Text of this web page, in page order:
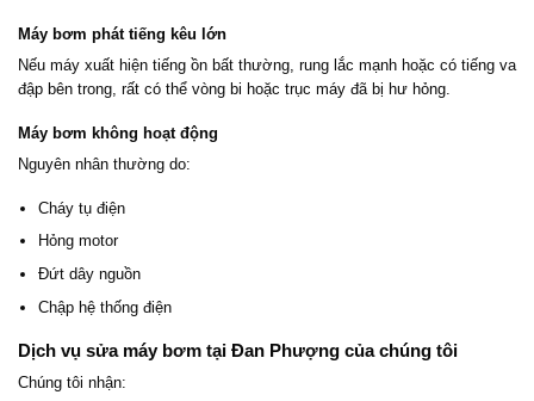
Máy bơm phát tiếng kêu lớn
Nếu máy xuất hiện tiếng ồn bất thường, rung lắc mạnh hoặc có tiếng va
đập bên trong, rất có thể vòng bi hoặc trục máy đã bị hư hỏng.
Máy bơm không hoạt động
Nguyên nhân thường do:
Cháy tụ điện
Hỏng motor
Đứt dây nguồn
Chập hệ thống điện
Dịch vụ sửa máy bơm tại Đan Phượng của chúng tôi
Chúng tôi nhận: